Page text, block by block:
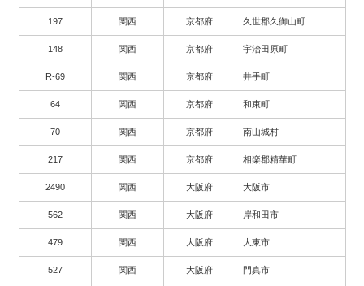
197 関西 京都府 久世郡久御山町
148 関西 京都府 宇治田原町
R-69 関西 京都府 井手町
64 関西 京都府 和束町
70 関西 京都府 南山城村
217 関西 京都府 相楽郡精華町
2490 関西 大阪府 大阪市
562 関西 大阪府 岸和田市
479 関西 大阪府 大東市
527 関西 大阪府 門真市